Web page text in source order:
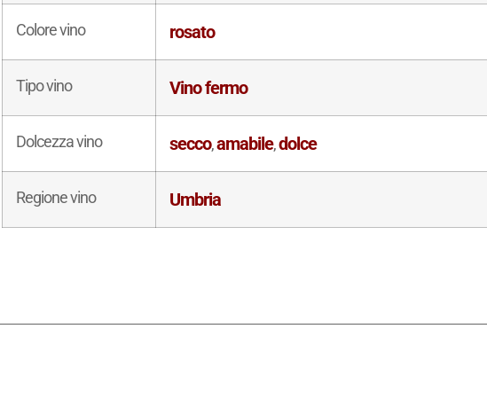
Colore vino rosato
Tipo vino Vino fermo
Dolcezza vino secco,amabile,dolce
Regione vino Umbria